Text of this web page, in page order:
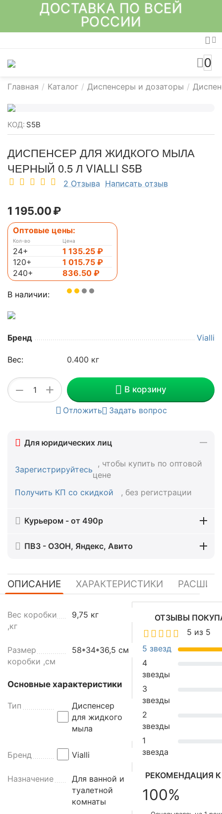
ДОСТАВКА ПО ВСЕЙ
РОССИИ
0
Главная / Каталог / Диспенсеры и дозаторы /
КОД: S5B
ДИСПЕНСЕР ДЛЯ ЖИДКОГО МЫЛА
ЧЕРНЫЙ 0.5 Л VIALLI S5B
2 Отзыва Написать отзыв
1 195.00₽
Оптовые цены:
Кол-во
24+
120+
240+
Цена
1 135.25 ₽
1 015.75 ₽
836.50 ₽
В наличии:
Бренд Vialli
Вес: 0.400 кг
+
− В корзину
Отложить Задать вопрос
Для юридических лиц
Зарегистрируйтесь
, чтобы купить по оптовой
цене
Получить КП со скидкой
, без регистрации
Курьером - от 490р
ПВЗ - ОЗОН, Яндекс, Авито
ОПИСАНИЕ ХАРАКТЕРИСТИКИ
Д
и
п
е
с
р
ж
д
Вес коробки
,кг
9,75 кг
Размер
коробки ,см
58*34*36,5 см
Основные характеристики
Тип
Диспенсер
для жидкого
мыла
Бренд Vialli
Назначение
Для ванной и
туалетной
комнаты
ОТЗЫВЫ
5 из 5
5 звезд
4
звезды
3
звезды
2
звезды
1
звезда
РЕКОМЕНДАЦИЯ
100%